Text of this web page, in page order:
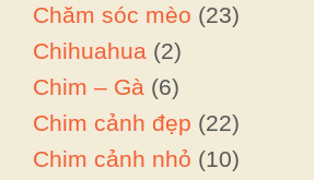
Chăm sóc mèo (23)
Chihuahua (2)
Chim – Gà (6)
Chim cảnh đẹp (22)
Chim cảnh nhỏ (10)